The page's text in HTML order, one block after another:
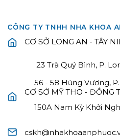
CÔNG TY TNHH NHA KHOA
CƠ SỞ LONG AN - TÂY
23 Trà Quý Bình, P.
56 - 58 Hùng Vương,
CƠ SỞ MỸ THO - ĐỒNG
150A Nam Kỳ Khởi